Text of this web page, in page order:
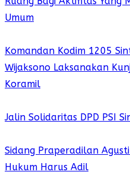
Umum
Komandan Kodim 1205
Wijaksono Laksanakan
Koramil
Jalin Solidaritas DPD PSI
Sidang Praperadilan
Hukum Harus Adil